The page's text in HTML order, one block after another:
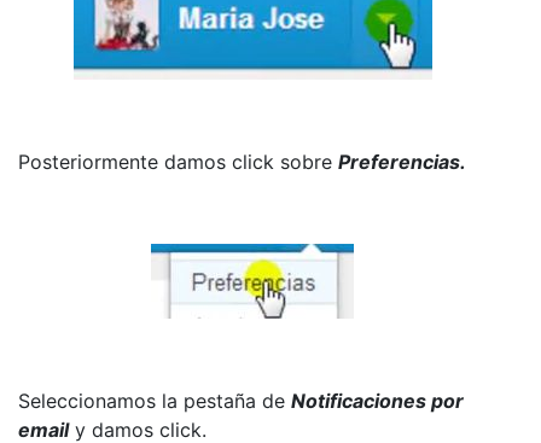
Posteriormente damos click sobre Preferencias.
Seleccionamos la pestaña de Notificaciones por
emaily damos click.